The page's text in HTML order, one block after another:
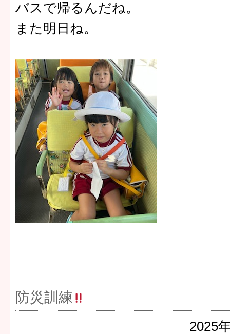
バスで帰るんだね。
また明日ね。
防災訓練
2025